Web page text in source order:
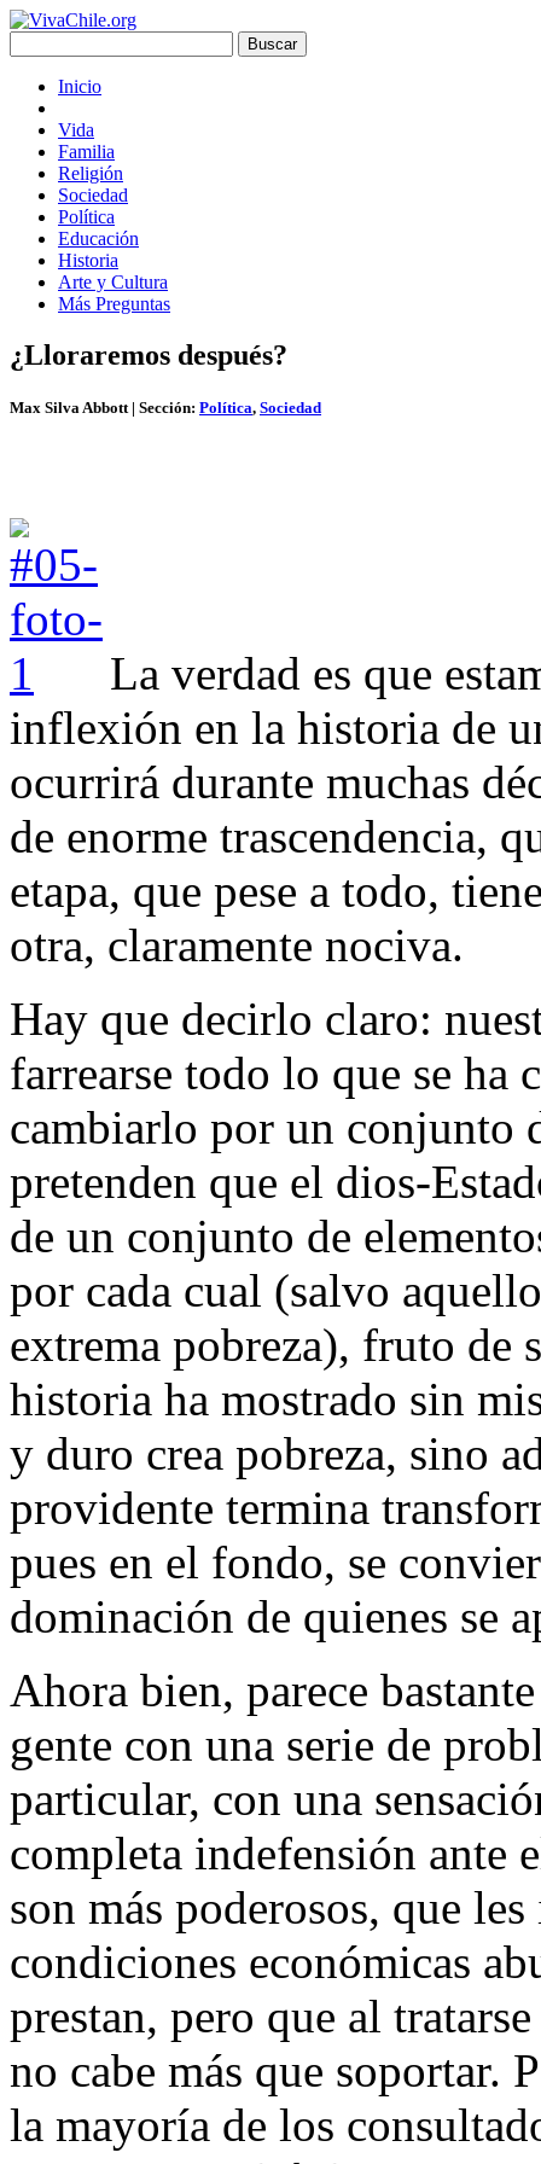
Inicio
Vida
Familia
Religión
Sociedad
Política
Educación
Historia
Arte y Cultura
Más Preguntas
¿Lloraremos después?
Max Silva Abbott | Sección: Política, Sociedad
La verdad es que
inflexión en la historia de
ocurrirá durante muchas
de enorme trascendencia,
etapa, que pese a todo,
otra, claramente nociva.
Hay que decirlo claro:
farrearse todo lo que se ha
cambiarlo por un conjunto
pretenden que el dios-
de un conjunto de
por cada cual (salvo
extrema pobreza), fruto de
historia ha mostrado sin
y duro crea pobreza, sino
providente termina
pues en el fondo, se
dominación de quienes se
Ahora bien, parece
gente con una serie de
particular, con una
completa indefensión ante
son más poderosos, que
condiciones económicas
prestan, pero que al
no cabe más que soportar.
la mayoría de los